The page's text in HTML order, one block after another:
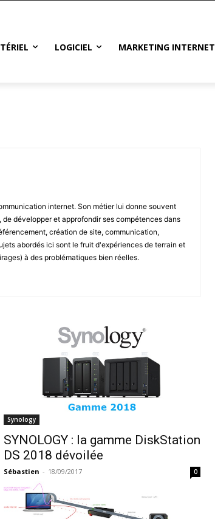
LOGICIEL MARKETING INTERNET
internet. Son métier lui donne souvent
développer et approfondir ses compétences dans
création de site, communication,
abordés ici sont le fruit d'expériences de terrain et
à des problématiques bien réelles.
Synology
SYNOLOGY : la gamme DiskStation
DS 2018 dévoilée
Sébastien - 18/09/2017 0